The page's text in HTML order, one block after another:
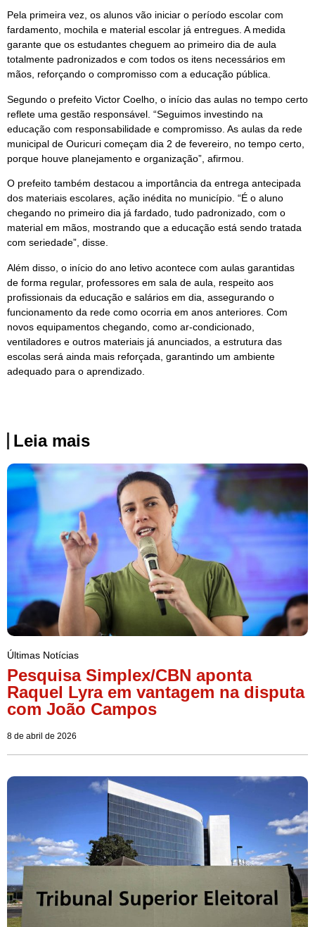
Pela primeira vez, os alunos vão iniciar o período escolar com
fardamento, mochila e material escolar já entregues. A medida
garante que os estudantes cheguem ao primeiro dia de aula
totalmente padronizados e com todos os itens necessários em
mãos, reforçando o compromisso com a educação pública.
Segundo o prefeito Victor Coelho, o início das aulas no tempo certo
reflete uma gestão responsável. “Seguimos investindo na
educação com responsabilidade e compromisso. As aulas da rede
municipal de Ouricuri começam dia 2 de fevereiro, no tempo certo,
porque houve planejamento e organização”, afirmou.
O prefeito também destacou a importância da entrega antecipada
dos materiais escolares, ação inédita no município. “É o aluno
chegando no primeiro dia já fardado, tudo padronizado, com o
material em mãos, mostrando que a educação está sendo tratada
com seriedade”, disse.
Além disso, o início do ano letivo acontece com aulas garantidas
de forma regular, professores em sala de aula, respeito aos
profissionais da educação e salários em dia, assegurando o
funcionamento da rede como ocorria em anos anteriores. Com
novos equipamentos chegando, como ar-condicionado,
ventiladores e outros materiais já anunciados, a estrutura das
escolas será ainda mais reforçada, garantindo um ambiente
adequado para o aprendizado.
Leia mais
Últimas Notícias
Pesquisa Simplex/CBN aponta
Raquel Lyra em vantagem na disputa
com João Campos
8 de abril de 2026